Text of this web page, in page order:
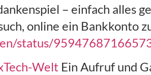
– einfach alles
online ein Bankkonto
status/
Welt Ein Aufruf und